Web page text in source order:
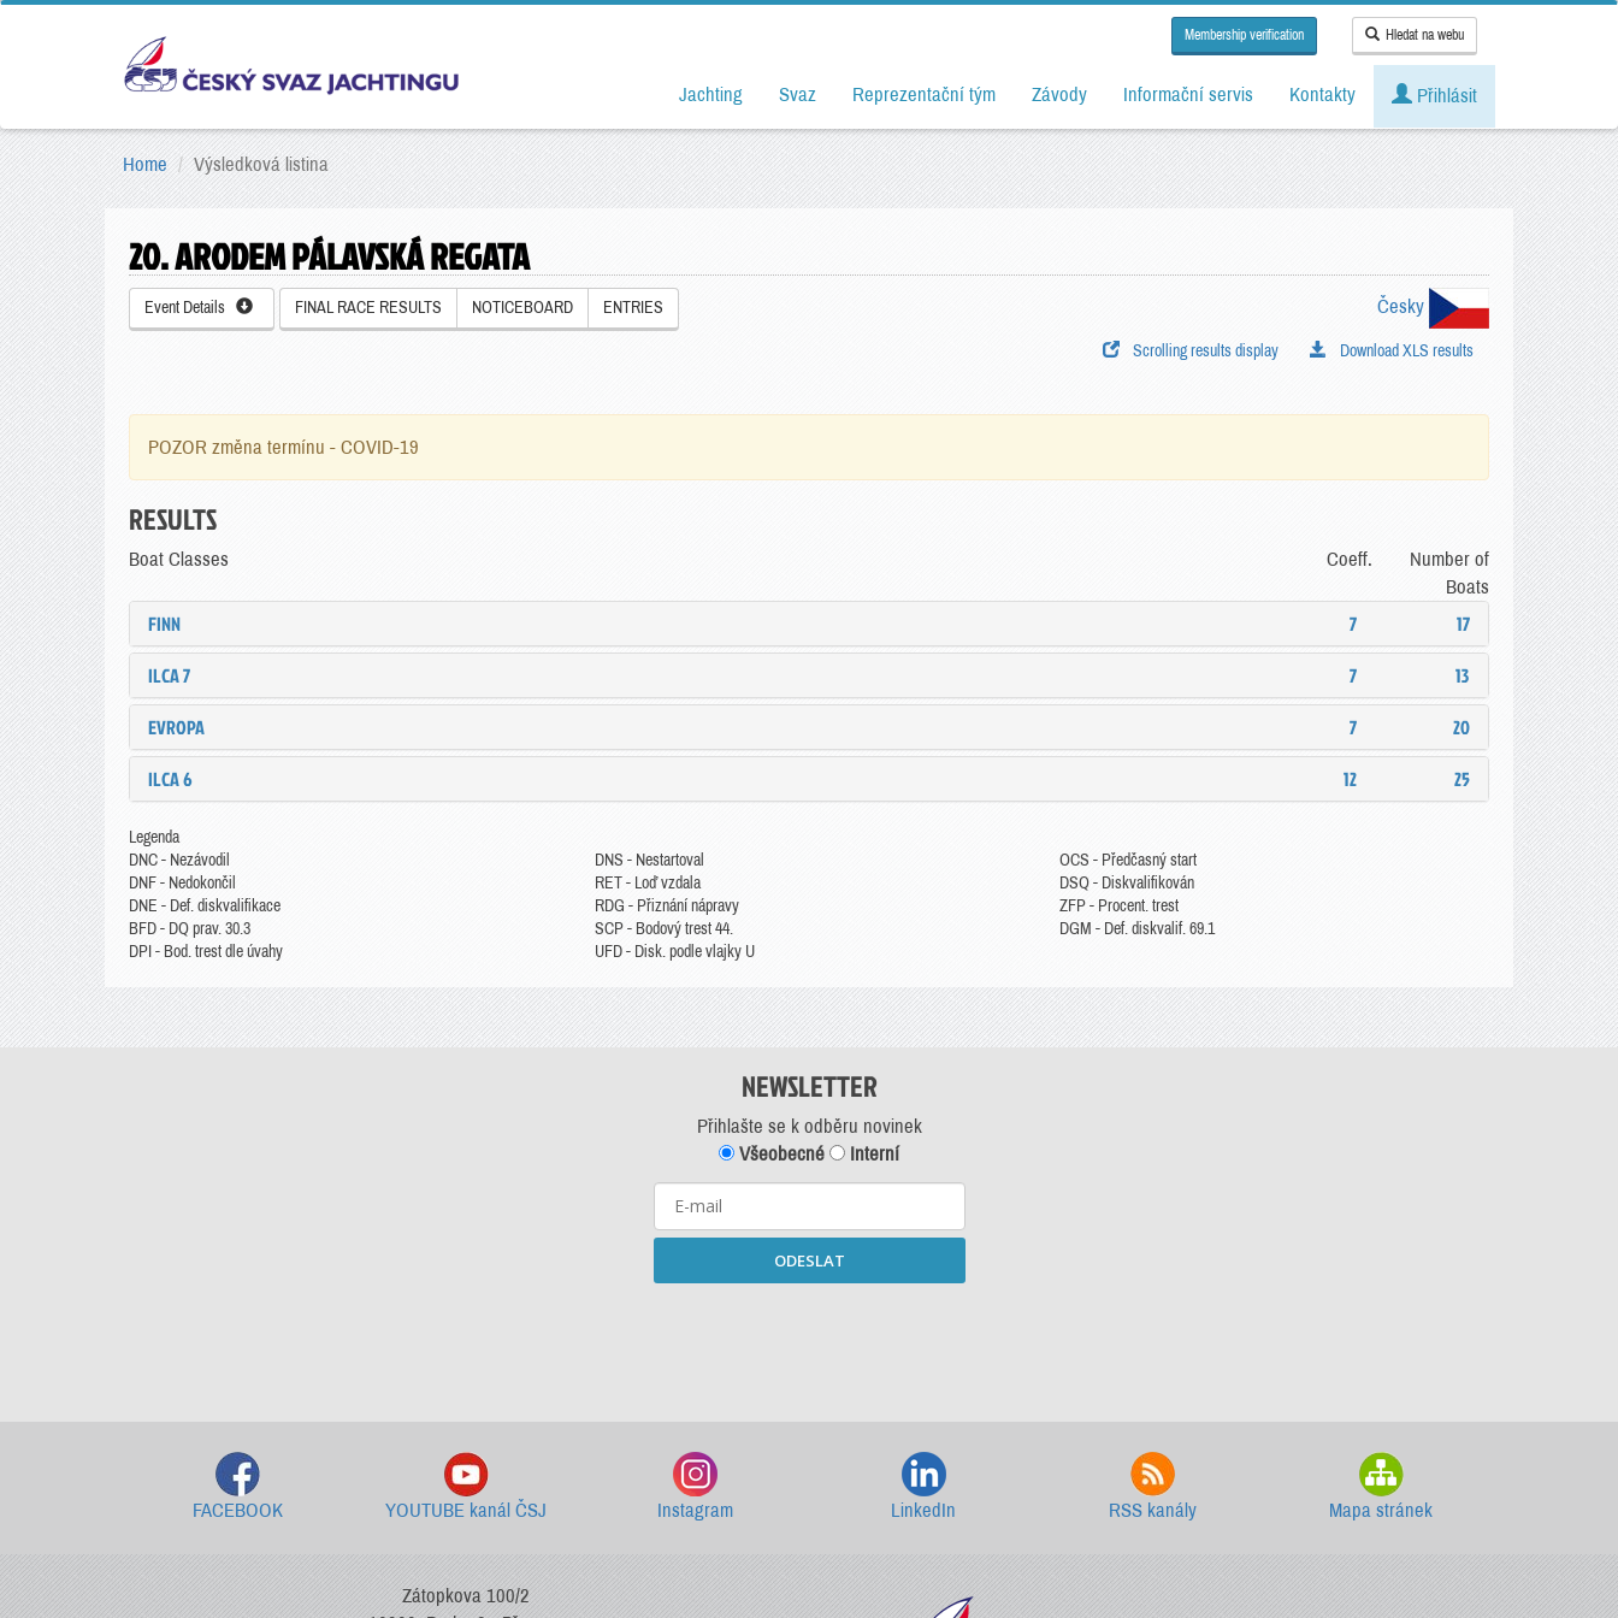
Membership verification Hledat na webu
Jachting Svaz Reprezentační tým Závody Informační servis Kontakty Přihlásit
Home Výsledková listina
20. ARODEM PÁLAVSKÁ REGATA
Event Details FINAL RACE RESULTS NOTICEBOARD ENTRIES Česky
Download XLS results
Scrolling results display
POZOR změna termínu - COVID-19
RESULTS
Boat Classes Coeff.
Number of
Boats
FINN 7
17
ILCA 7
7
13
EVROPA
7
20
ILCA 6
12 25
Legenda
DNC - Nezávodil
DNF - Nedokončil
DNE - Def. diskvalifikace
BFD - DQ prav. 30.3
DPI - Bod. trest dle úvahy
DNS - Nestartoval
RET - Loď vzdala
RDG - Přiznání nápravy
SCP - Bodový trest 44.
UFD - Disk. podle vlajky U
OCS - Předčasný start
DSQ - Diskvalifikován
ZFP - Procent. trest
DGM - Def. diskvalif. 69.1
NEWSLETTER
Přihlašte se k odběru novinek
Všeobecné
Interní
ODESLAT
FACEBOOK YOUTUBE kanál ČSJ Instagram LinkedIn RSS kanály Mapa stránek
Zátopkova 100/2